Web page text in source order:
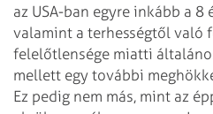
az USA-ban egyre inkább a
valamint a terhességtől való
felelőtlensége miatti
mellett egy további
Ez pedig nem más, mint az